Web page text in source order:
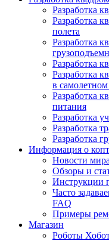
Разработка
Разработка
полета
Разработка
Разработка
Разработка
в
Разработка
питания
Разработка
Разработка
Разработка
Информация о
Новости
Обзоры и
Инструкции
Часто
FAQ
Примеры
Магазин
Роботы